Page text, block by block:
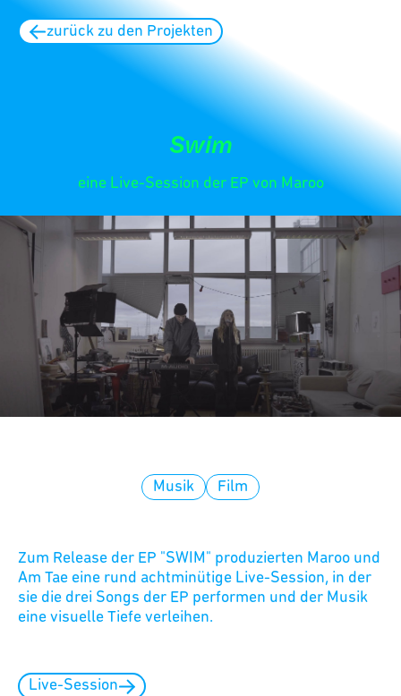
zurück zu den Projekten
Swim
eine Live-Session der EP von Maroo
Musik Film
Zum Release der EP "SWIM" produzierten Maroo und
Am Tae eine rund achtminütige Live-Session, in der
sie die drei Songs der EP performen und der Musik
eine visuelle Tiefe verleihen.
Live-Session